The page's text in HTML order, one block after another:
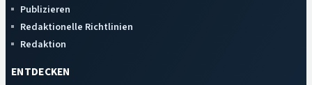
Publizieren
Redaktionelle Richtlinien
Redaktion
ENTDECKEN